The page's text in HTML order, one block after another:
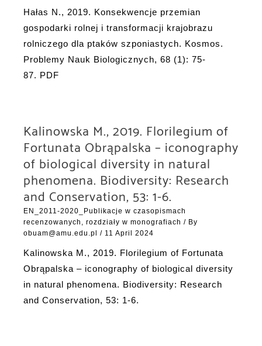
Hałas N., 2019. Konsekwencje przemian
gospodarki rolnej i transformacji krajobrazu
rolniczego dla ptaków szponiastych. Kosmos.
Problemy Nauk Biologicznych, 68 (1): 75-
87. PDF
Kalinowska M., 2019. Florilegium of
Fortunata Obrąpalska – iconography
of biological diversity in natural
phenomena. Biodiversity: Research
and Conservation, 53: 1-6.
EN_2011-2020_Publikacje w czasopismach
recenzowanych, rozdziały w monografiach / By
obuam@amu.edu.pl
/ 11 April 2024
Kalinowska M., 2019. Florilegium of Fortunata
Obrąpalska – iconography of biological diversity
in natural phenomena. Biodiversity: Research
and Conservation, 53: 1-6.